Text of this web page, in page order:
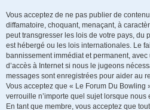
Vous acceptez de ne pas publier de
diffamatoire, choquant, menaçant, à
peut transgresser les lois de votre pays, du
est hébergé ou les lois internationales. Le
bannissement immédiat et permanent,
d’accès à Internet si nous le jugeons
messages sont enregistrées pour aider au
Vous acceptez que « Le Forum Du Bowling
verrouille n’importe quel sujet lorsque
En tant que membre, vous acceptez que